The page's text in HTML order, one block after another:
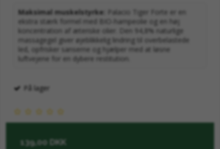
Maksimal muskelstyrke:
Palacio Tiger Forte er en
ekstra stærk formel med BIO-hampeolie og en høj
koncentration af æteriske olier. Den 94,8% naturlige
massagegel giver øjeblikkelig lindring til overbelastede
led, opfrisker sanserne og hjælper med at løsne
luftvejene for en dybere restitution.
På lager
139,00 DKK